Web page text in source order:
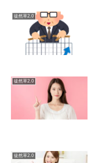
徒然草2.0
徒然草2.0
徒然草2.0